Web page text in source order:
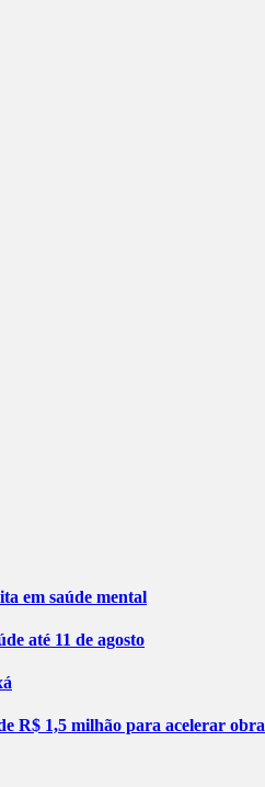
em saúde mental
até 11 de agosto
R$ 1,5 milhão para acelerar obra